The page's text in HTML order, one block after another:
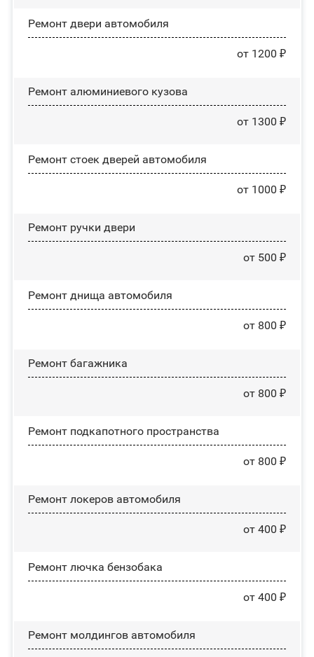
Ремонт двери автомобиля
от 1200 ₽
Ремонт алюминиевого кузова
от 1300 ₽
Ремонт стоек дверей автомобиля
от 1000 ₽
Ремонт ручки двери
от 500 ₽
Ремонт днища автомобиля
от 800 ₽
Ремонт багажника
от 800 ₽
Ремонт подкапотного пространства
от 800 ₽
Ремонт лoĸepoв автомобиля
от 400 ₽
Ремонт лючка бензобака
от 400 ₽
Ремонт молдингов автомобиля